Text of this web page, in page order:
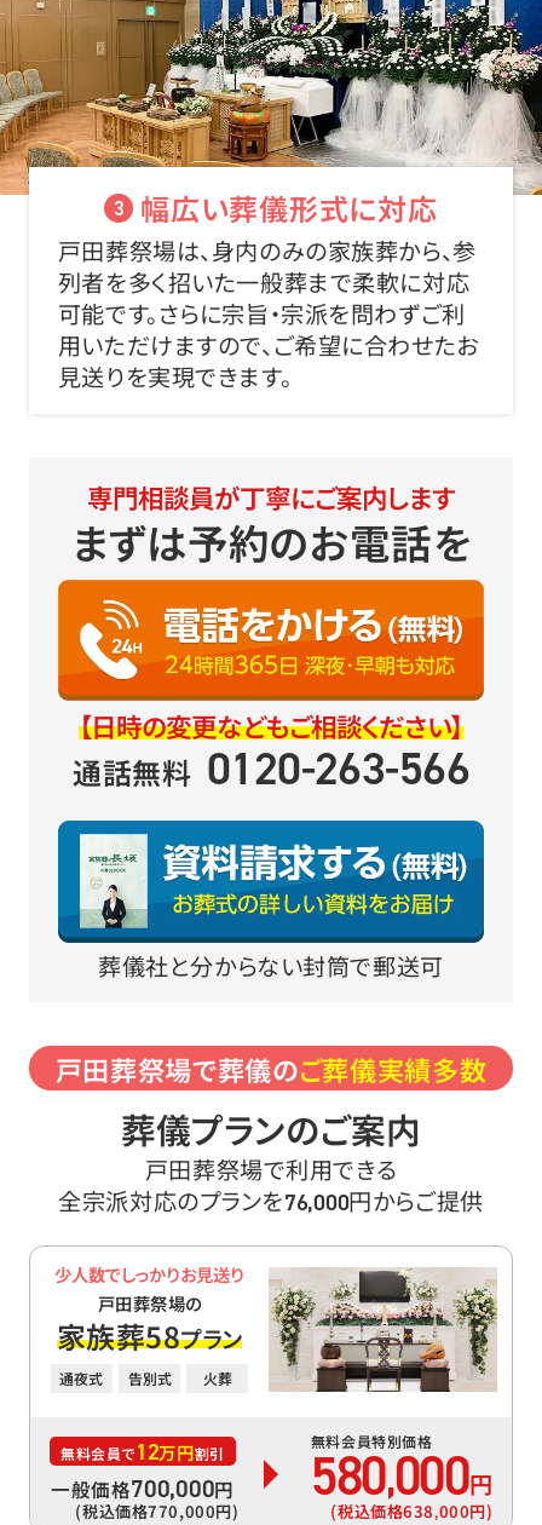
3 幅広い葬儀形式に対応
戸田葬祭場は、身内のみの家族葬から、参
列者を多く招いた一般葬まで柔軟に対応
可能です。さらに宗旨・宗派を問わずご利
用いただけますので、ご希望に合わせたお
見送りを実現できます。
専門相談員が丁寧にご案内します
まずは予約のお電話を
【日時の変更などもご相談ください】
通話無料 0120-263-566
葬儀社と分からない封筒で郵送可
戸田葬祭場で葬儀のご葬儀実績多数
葬儀プランのご案内
戸田葬祭場で利用できる
全宗派対応のプランを76,000円からご提供
少人数でしっかりお見送り
戸田葬祭場の
家族葬58プラン
通夜式 告別式 火葬
無料会員で12万円割引
一般価格700,000円
(税込価格770,000円)
無料会員特別価格
580,000円
(税込価格638,000円)